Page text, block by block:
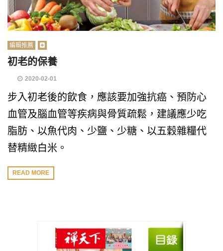
編輯推薦
初老的保養
2020-02-01
步入初老後的飲食，應該要加強抗癌、預防心
血管及腦血管等疾病與骨質疏鬆，建議應少吃
脂肪、以魚代肉、少鹽、少糖、以五穀雜糧代
替精緻白米。
READ MORE